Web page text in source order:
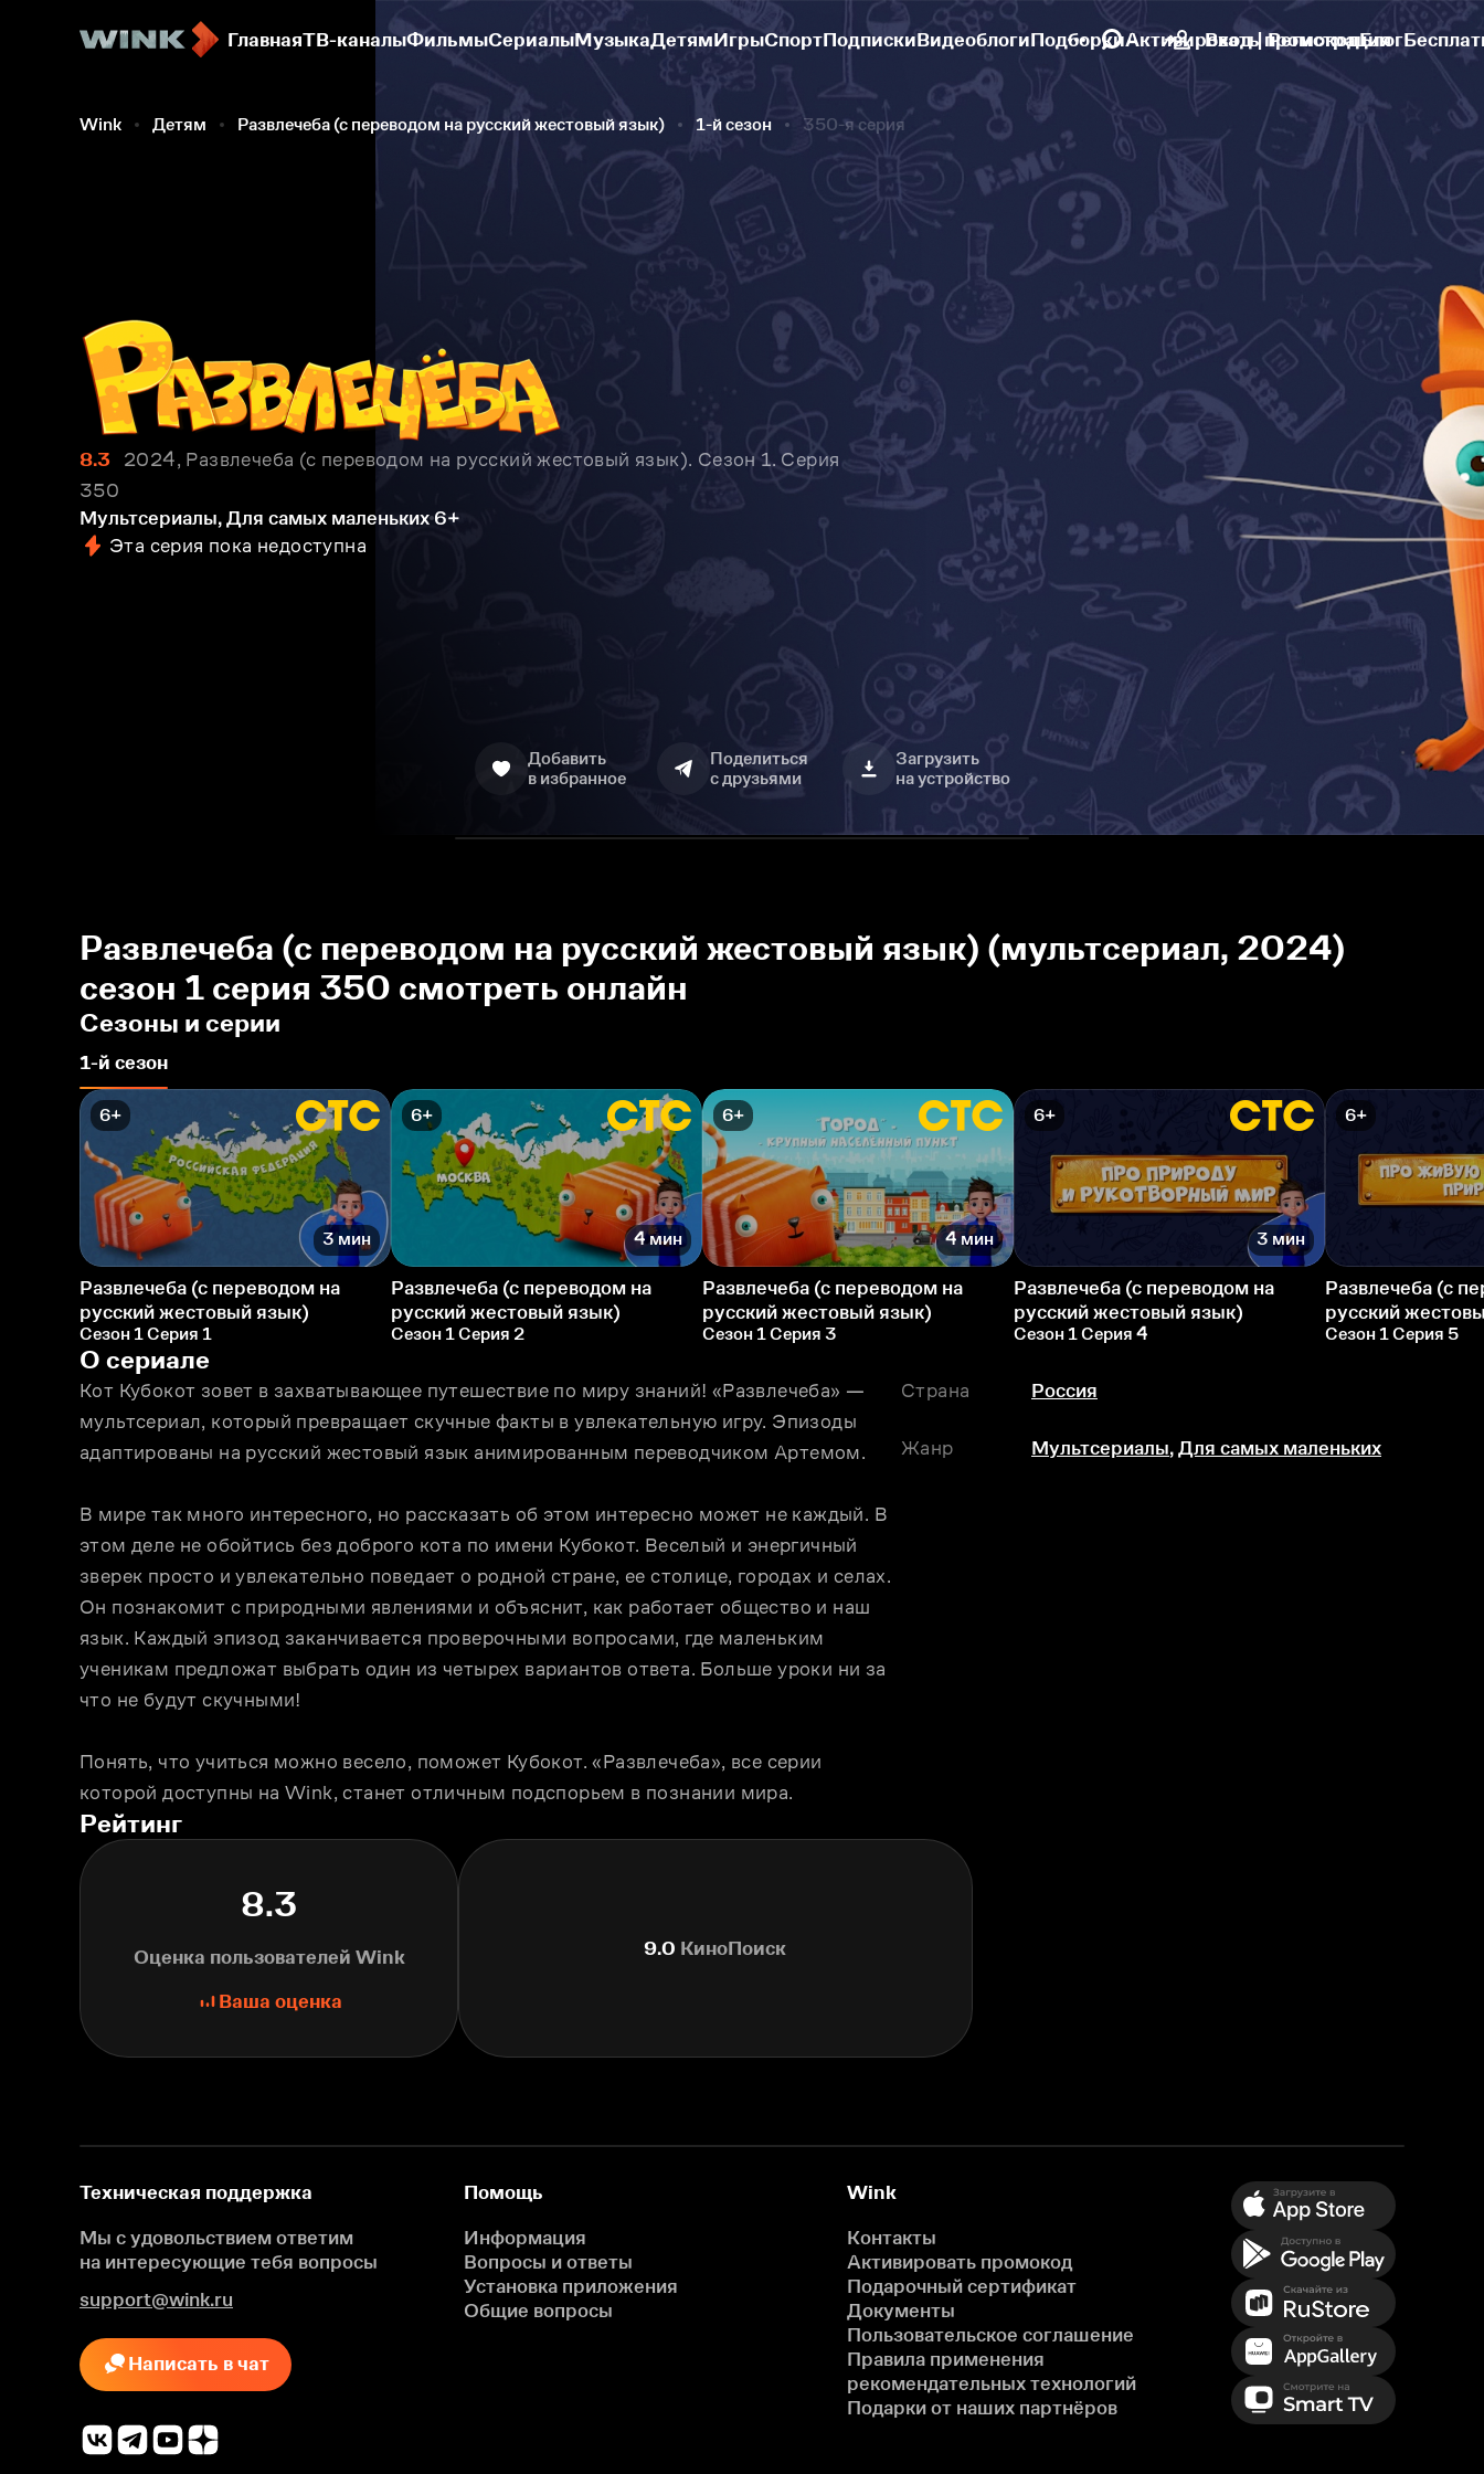
ГлавнаяТВ-каналыФильмыСериалыМузыкаДетямИгрыСпортПодпискиВидеоблогиПодборкиАктивировать промокодБлог
Вход | Регистрация
Wink Детям Развлечеба (с переводом на русский жестовый язык) 1-й сезон 350-я серия
8.3
2024, Развлечеба (с переводом на русский жестовый язык). Сезон 1. Серия
350
Мультсериалы, Для самых маленьких 6+
Эта серия пока недоступна
Добавить
в избранное
Поделиться
с друзьями
Загрузить
на устройство
Развлечеба (с переводом на русский жестовый язык) (мультсериал, 2024)
сезон 1 серия 350 смотреть онлайн
Сезоны и серии
1-й сезон
6+
3 мин
Развлечеба (с переводом на
русский жестовый язык)
Сезон 1 Серия 1
6+
4 мин
Развлечеба (с переводом на
русский жестовый язык)
Сезон 1 Серия 2
6+
4 мин
Развлечеба (с переводом на
русский жестовый язык)
Сезон 1 Серия 3
6+
3 мин
Развлечеба (с переводом на
русский жестовый язык)
Сезон 1 Серия 4
6+
Развлечеба (с
русский
Сезон 1 Серия 5
О сериале
Кот Кубокот зовет в захватывающее путешествие по миру знаний! «Развлечеба» —
мультсериал, который превращает скучные факты в увлекательную игру. Эпизоды
адаптированы на русский жестовый язык анимированным переводчиком Артемом.
В мире так много интересного, но рассказать об этом интересно может не каждый. В
этом деле не обойтись без доброго кота по имени Кубокот. Веселый и энергичный
зверек просто и увлекательно поведает о родной стране, ее столице, городах и селах.
Он познакомит с природными явлениями и объяснит, как работает общество и наш
язык. Каждый эпизод заканчивается проверочными вопросами, где маленьким
ученикам предложат выбрать один из четырех вариантов ответа. Больше уроки ни за
что не будут скучными!
Понять, что учиться можно весело, поможет Кубокот. «Развлечеба», все серии
которой доступны на Wink, станет отличным подспорьем в познании мира.
Страна Россия
Жанр Мультсериалы, Для самых маленьких
Рейтинг
8.3
Оценка пользователей Wink
Ваша оценка
9.0 КиноПоиск
Техническая поддержка
Мы с удовольствием ответим
на интересующие тебя вопросы
support@wink.ru
Написать в чат
Помощь
Информация
Вопросы и ответы
Установка приложения
Общие вопросы
Wink
Контакты
Активировать промокод
Подарочный сертификат
Документы
Пользовательское соглашение
Правила применения
рекомендательных технологий
Подарки от наших партнёров